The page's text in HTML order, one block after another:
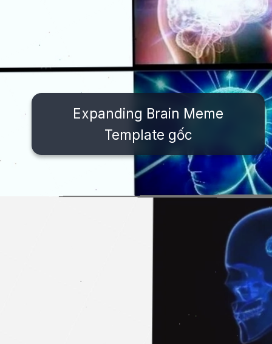
Expanding Brain Meme
Template gốc